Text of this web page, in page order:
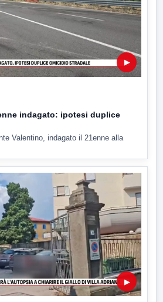
▶
indagato: ipotesi duplice
Valentino, indagato il 21enne alla
▶